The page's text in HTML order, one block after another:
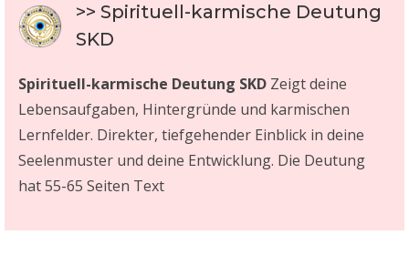
>> Spirituell-karmische Deutung
SKD
Spirituell-karmische Deutung SKD Zeigt deine
Lebensaufgaben, Hintergründe und karmischen
Lernfelder. Direkter, tiefgehender Einblick in deine
Seelenmuster und deine Entwicklung. Die Deutung
hat 55-65 Seiten Text